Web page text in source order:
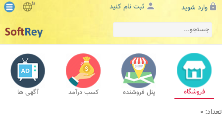
وارد شوید ثبت نام کنید fa
فروشگاه پنل فروشنده کسب درآمد آگهی ها
تعداد: 0